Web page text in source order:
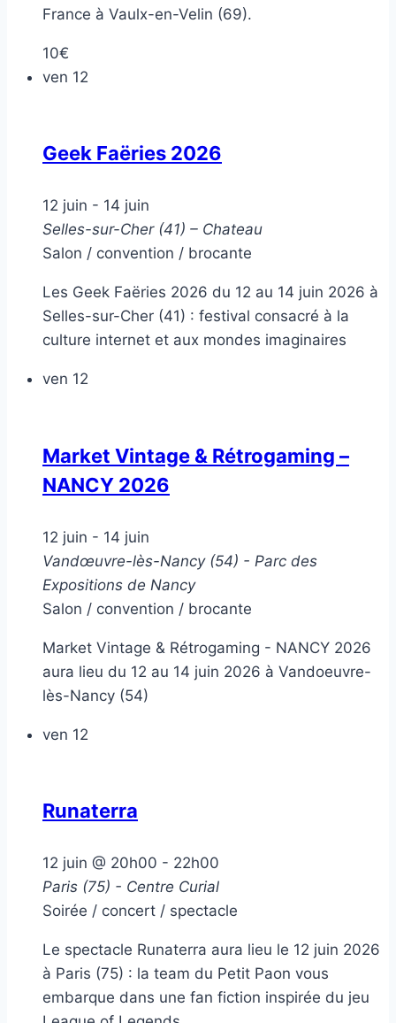
France à Vaulx-en-Velin (69).
10€
ven 12
Geek Faëries 2026
12 juin - 14 juin
Selles-sur-Cher (41) – Chateau
Salon / convention / brocante
Les Geek Faëries 2026 du 12 au 14 juin 2026 à
Selles-sur-Cher (41) : festival consacré à la
culture internet et aux mondes imaginaires
ven 12
Market Vintage & Rétrogaming –
NANCY 2026
12 juin - 14 juin
Vandœuvre-lès-Nancy (54) - Parc des
Expositions de Nancy
Salon / convention / brocante
Market Vintage & Rétrogaming - NANCY 2026
aura lieu du 12 au 14 juin 2026 à Vandoeuvre-
lès-Nancy (54)
ven 12
Runaterra
12 juin @ 20h00 - 22h00
Paris (75) - Centre Curial
Soirée / concert / spectacle
Le spectacle Runaterra aura lieu le 12 juin 2026
à Paris (75) : la team du Petit Paon vous
embarque dans une fan fiction inspirée du jeu